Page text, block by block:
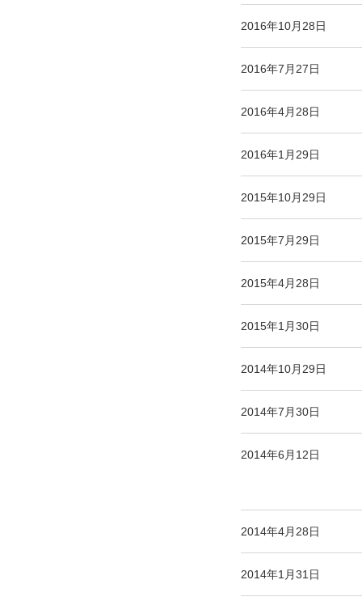
2016年10月28日
2016年7月27日
2016年4月28日
2016年1月29日
2015年10月29日
2015年7月29日
2015年4月28日
2015年1月30日
2014年10月29日
2014年7月30日
2014年6月12日
2014年4月28日
2014年1月31日